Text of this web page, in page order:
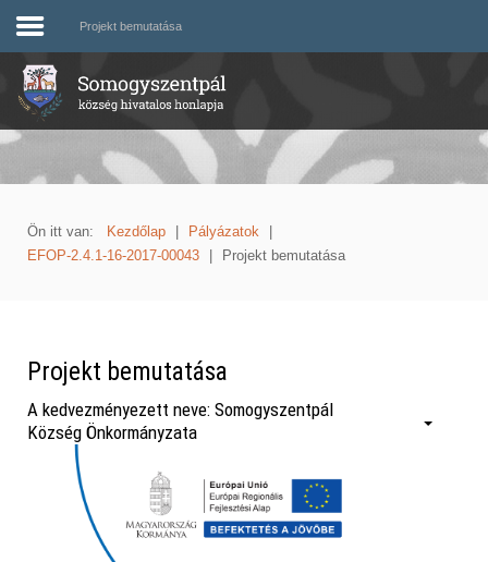
Projekt bemutatása
Ön itt van: Kezdőlap Pályázatok
EFOP-2.4.1-16-2017-00043
Projekt bemutatása
Projekt bemutatása
A kedvezményezett neve: Somogyszentpál
Község Önkormányzata